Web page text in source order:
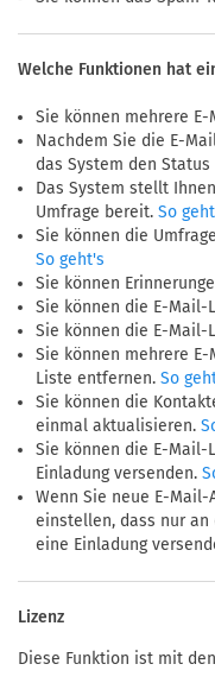
Welche Funktionen hat
Sie können mehrere
Nachdem Sie die E-
das System den
Das System stellt
Umfrage bereit. So
Sie können die
So geht's
Sie können
Sie können die E-
Sie können die E-Mail-
Sie können mehrere
Liste entfernen. So
Sie können die
einmal aktualisieren.
Sie können die E-
Einladung versenden.
Wenn Sie neue E-
einstellen, dass nur an
eine Einladung
Lizenz
Diese Funktion ist mit